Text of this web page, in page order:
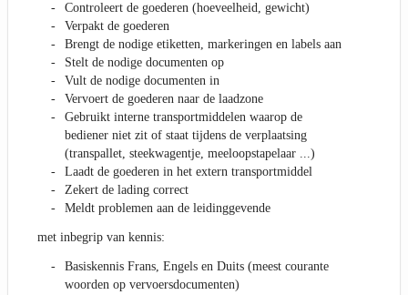
Controleert de goederen (hoeveelheid, gewicht)
Verpakt de goederen
Brengt de nodige etiketten, markeringen en labels aan
Stelt de nodige documenten op
Vult de nodige documenten in
Vervoert de goederen naar de laadzone
Gebruikt interne transportmiddelen waarop de
bediener niet zit of staat tijdens de verplaatsing
(transpallet, steekwagentje, meeloopstapelaar ...)
Laadt de goederen in het extern transportmiddel
Zekert de lading correct
Meldt problemen aan de leidinggevende
met inbegrip van kennis:
Basiskennis Frans, Engels en Duits (meest courante
woorden op vervoersdocumenten)